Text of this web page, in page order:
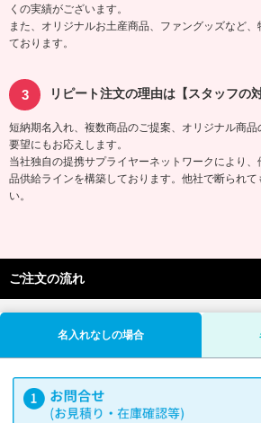
くの実績がございます。
また、オリジナルお土産商品、ファングッズなど、
ております。
リピート注文の理由は【スタッフの
短納期名入れ、複数商品のご提案、オリジナル商
要望にもお応えします。
当社独自の提携サプライヤーネットワークにより
品供給ラインを構築しております。他社で断られ
い。
ご注文の流れ
名入れなしの場合